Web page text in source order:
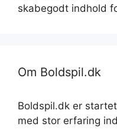
skabegodt indhold
Om Boldspil.dk
Boldspil.dk er
med stor erfaring